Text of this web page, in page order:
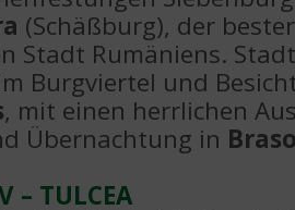
(Schäßburg), der
Stadt Rumäniens.
Burgviertel und
, mit einen herrlichen
Übernachtung in
– TULCEA